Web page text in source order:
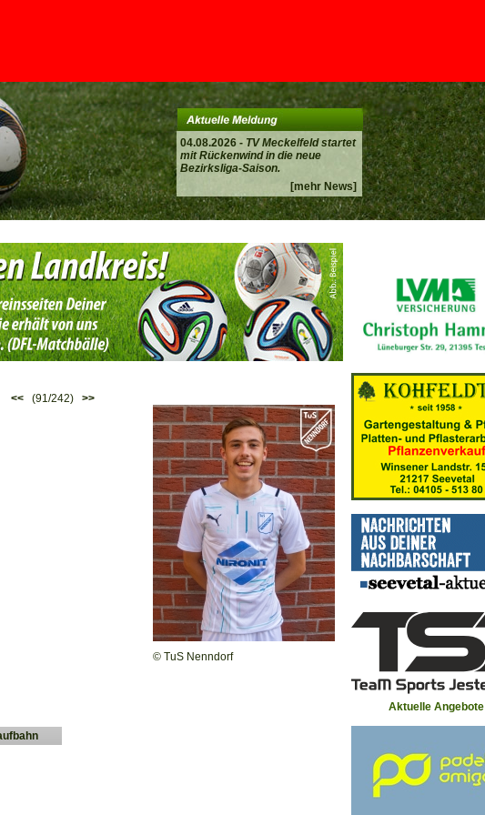
04.08.2026 - TV Meckelfeld startet
mit Rückenwind in die neue
Bezirksliga-Saison.
[mehr News]
<<(91/242) >>
© TuS Nenndorf
Aktuelle Angebote